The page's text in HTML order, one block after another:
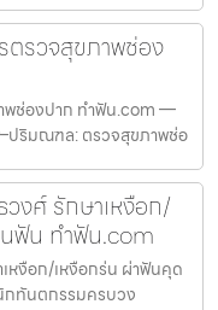
รวจสุขภาพช่อง
พช่องปาก ทำฟัน.com —
ปริมณฑล: ตรวจสุขภาพช่อ
งศ์ รักษาเหงือก/
ฟัน ทำฟัน.com
หงือก/เหงือกร่น ผ่าฟันคุด
ทันตกรรมครบวง